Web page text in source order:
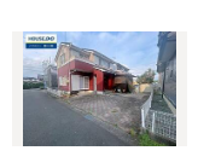
存
す
る